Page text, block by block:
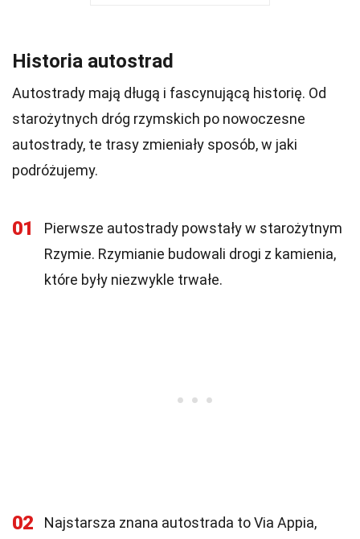
Historia autostrad
Autostrady mają długą i fascynującą historię. Od
starożytnych dróg rzymskich po nowoczesne
autostrady, te trasy zmieniały sposób, w jaki
podróżujemy.
01
Pierwsze autostrady powstały w starożytnym
Rzymie. Rzymianie budowali drogi z kamienia,
które były niezwykle trwałe.
02
Najstarsza znana autostrada to Via Appia,